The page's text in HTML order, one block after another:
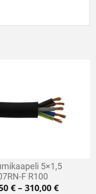
4,70 € - 228,00 €
5×1,5
F R100
€ – 310,00€